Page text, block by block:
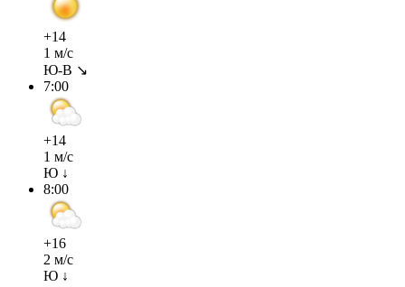
+14
1 м/с
Ю-В ↘
7:00
+14
1 м/с
Ю ↓
8:00
+16
2 м/с
Ю ↓